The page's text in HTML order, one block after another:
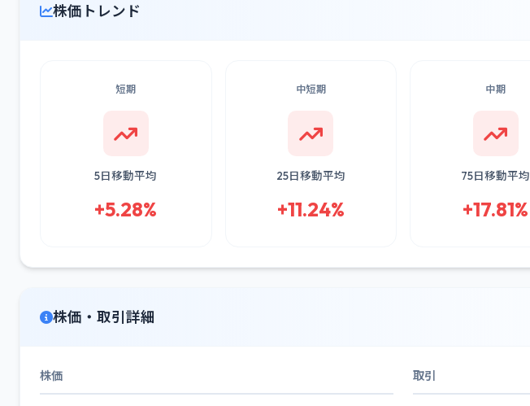
株価トレンド
短期
5日移動平均
+5.28%
中短期
25日移動平均
+11.24%
中期
75日移動平均
+17.81%
株価・取引詳細
株価 取引